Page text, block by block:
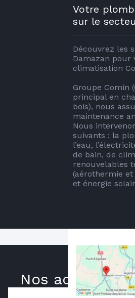
Votre
sur le
Découvrez les
Damazan pour
climatisation
Groupe Comin
principal en
bois), nous
maintenance
Nous
suivants : la
l’eau,
de bain, de
renouvelables
(aérothermie
et énergie
Notre zone
Localisé à
Nos actualités